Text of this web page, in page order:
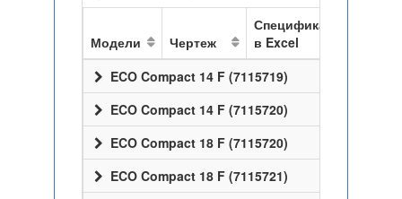
Модели Чертеж
Спецификация
в Excel
ECO Compact 14 F (7115719)
ECO Compact 14 F (7115720)
ECO Compact 18 F (7115720)
ECO Compact 18 F (7115721)